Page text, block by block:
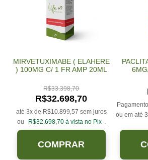
MIRVETUXIMABE ( ELAHERE
) 100MG C/ 1 FR AMP 20ML
R$33.398,70
R$32.698,70
até 3x de R$10.899,57 sem juros
ou
R$32.698,70à vista no Pix .
COMPRAR
ou em até